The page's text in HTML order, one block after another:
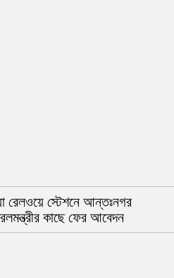
রেলওয়ে স্টেশনে আন্তঃনগর
কাছে ফের আবেদন